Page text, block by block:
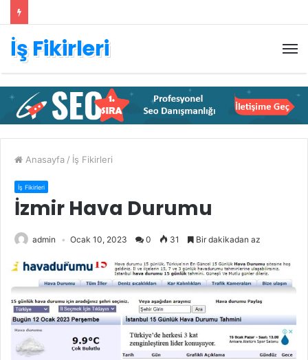
İş Fikirleri
Anasayfa / İş Fikirleri
İş Fikirleri
İzmir Hava Durumu
admin Ocak 10, 2023 0 31 Bir dakikadan az